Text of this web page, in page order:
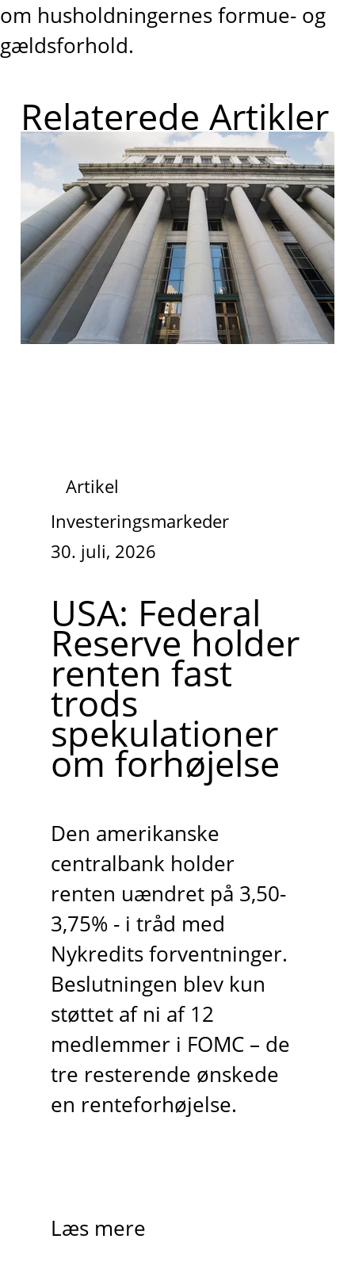
om husholdningernes formue- og
gældsforhold.
Relaterede Artikler
Artikel
Investeringsmarkeder
30. juli, 2026
USA: Federal
Reserve holder
renten fast
trods
spekulationer
om forhøjelse
Den amerikanske
centralbank holder
renten uændret på 3,50-
3,75% - i tråd med
Nykredits forventninger.
Beslutningen blev kun
støttet af ni af 12
medlemmer i FOMC – de
tre resterende ønskede
en renteforhøjelse.
Læs mere